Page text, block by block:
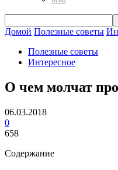
Домой Полезные советы
Полезные советы
Интересное
О чем молчат
06.03.2018
0
658
Содержание